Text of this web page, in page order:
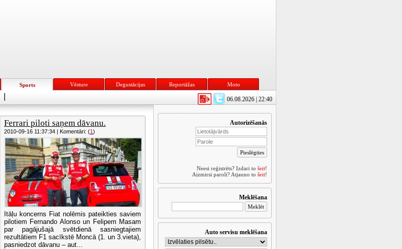
Sports Vēsture Degustācijas Reportāžas Moto
06.08.2026 | 22:40
Ferrari piloti saņem dāvanu.
2010-09-16 11:37:34 | Komentāri: (1)
Itāļu koncerns Fiat nolēmis pateikties saviem
pilotiem Fernando Alonso un Felipem Masam
par pagājušajā svētdienā sasniegtajiem
rezultātiem F1 sacīkstē Moncā (1. un 3.vieta),
pasniedzot dāvanu – aut...
Autorizēšanās
Neesi reģistrēts? Izdari to šeit!
Aizmirsi paroli? Atjauno to šeit!
Meklēšana
Auto servisu meklēšana